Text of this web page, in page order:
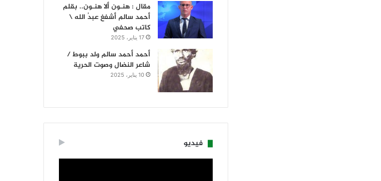
مقال : هنـون ألا هنـون.. بقلم
أحمد سالم أشفغ عبدُ الله \
كاتب صحفي
17 يناير، 2025
أحمد أحمد سالم ولد ببوط /
شاعر النضال وصوت الحرية
10 يناير، 2025
فيديو